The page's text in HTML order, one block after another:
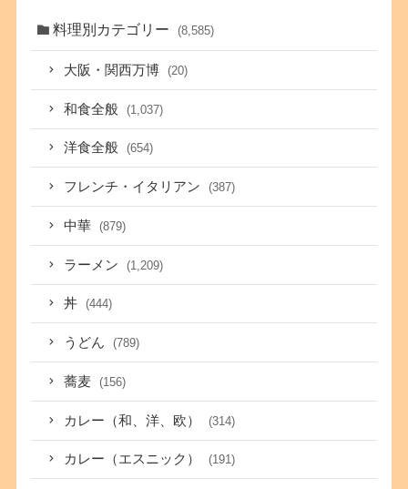
料理別カテゴリー (8,585)
大阪・関西万博 (20)
和食全般 (1,037)
洋食全般 (654)
フレンチ・イタリアン (387)
中華 (879)
ラーメン (1,209)
丼 (444)
うどん (789)
蕎麦 (156)
カレー（和、洋、欧） (314)
カレー（エスニック） (191)